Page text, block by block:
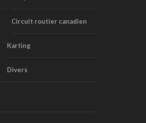
Circuit routier canadien
Karting
Divers